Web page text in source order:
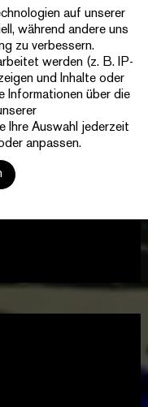
auf unserer
während andere uns
zu verbessern.
werden (z. B. IP-
und Inhalte oder
Informationen über die
Ihre Auswahl jederzeit
anpassen.